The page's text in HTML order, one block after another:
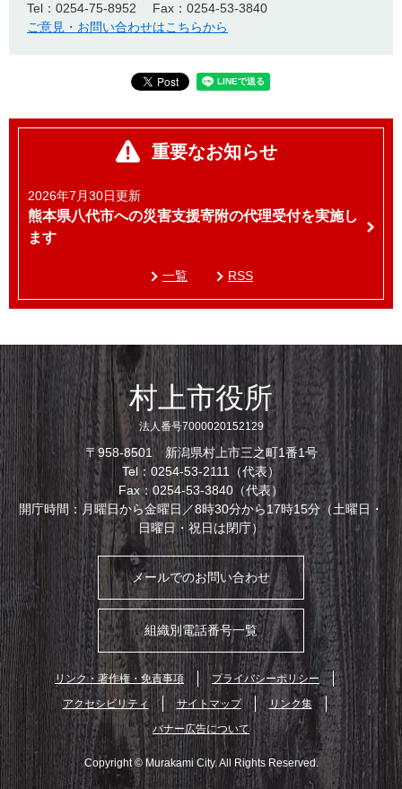
Tel：0254-75-8952
Fax：0254-53-3840
ご意見・お問い合わせはこちらから
重要なお知らせ
2026年7月30日更新
熊本県八代市への災害支援寄附の代理受付を実施し
ます
一覧 RSS
村上市役所
法人番号7000020152129
〒958-8501 新潟県村上市三之町1番1号
Tel：0254-53-2111（代表）
Fax：0254-53-3840（代表）
開庁時間：月曜日から金曜日／8時30分から17時15分（土曜日・
日曜日・祝日は閉庁）
メールでのお問い合わせ
組織別電話番号一覧
リンク・著作権・免責事項
プライバシーポリシー
アクセシビリティ
サイトマップ
リンク集
バナー広告について
Copyright © Murakami City. All Rights Reserved.